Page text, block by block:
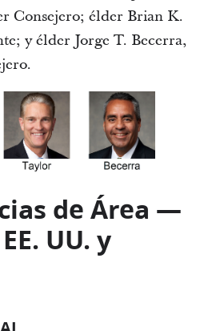
Consejero; élder Brian K.
y élder Jorge T. Becerra,
de Área —
UU. y